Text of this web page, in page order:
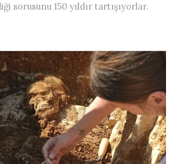
sorusunu 150 yıldır tartışıyorlar.